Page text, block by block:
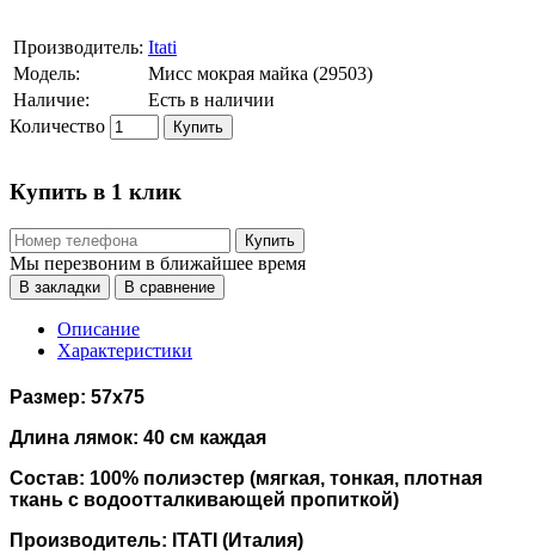
Производитель: Itati
Модель:
Мисс мокрая майка (29503)
Наличие:
Есть в наличии
Количество
Купить
Купить в 1 клик
Купить
Мы перезвоним в ближайшее время
В закладки В сравнение
Описание
Характеристики
Размер: 57х75
Длина лямок: 40 см каждая
Состав: 100% полиэстер (мягкая, тонкая, плотная
ткань с водоотталкивающей пропиткой)
Производитель: ITATI (Италия)